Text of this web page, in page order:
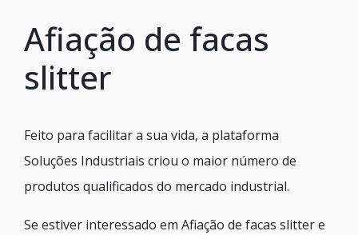
Afiação de facas
slitter
Feito para facilitar a sua vida, a plataforma
Soluções Industriais criou o maior número de
produtos qualificados do mercado industrial.
Se estiver interessado em Afiação de facas slitter e